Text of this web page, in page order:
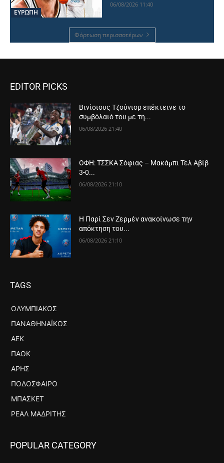
ΕΥΡΩΠΗ
06/08/2026 11:40
Φόρτωση περισσοτέρων
EDITOR PICKS
Βινίσιους Τζούνιορ επέκτεινε το
συμβόλαιό του με τη...
06/08/2026 21:40
ΟΦΗ: ΤΣΣΚΑ Σόφιας – Μακάμπι Τελ Αβίβ
3-0...
06/08/2026 21:10
Η Παρί Σεν Ζερμέν ανακοίνωσε την
απόκτηση του...
06/08/2026 21:10
TAGS
ΟΛΥΜΠΙΑΚΌΣ
ΠΑΝΑΘΗΝΑΪΚΌΣ
ΑΕΚ
ΠΑΟΚ
ΆΡΗΣ
ΠΟΔΌΣΦΑΙΡΟ
ΜΠΆΣΚΕΤ
ΡΕΆΛ ΜΑΔΡΊΤΗΣ
POPULAR CATEGORY